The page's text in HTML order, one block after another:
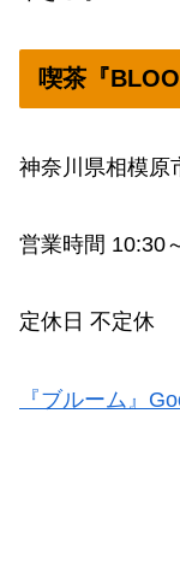
喫茶『
神奈川県相模原
営業時間 10:30
定休日 不定休
『ブルーム』